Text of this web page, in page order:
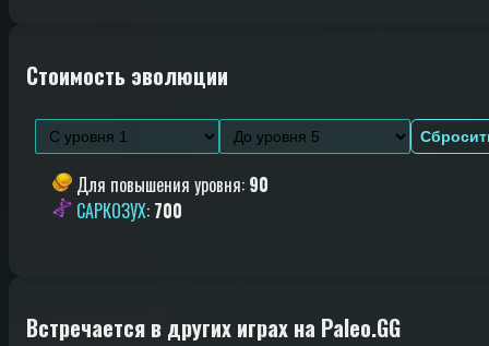
Стоимость эволюции
Для повышения уровня: 90
САРКОЗУХ: 700
Встречается в других играх на Paleo.GG